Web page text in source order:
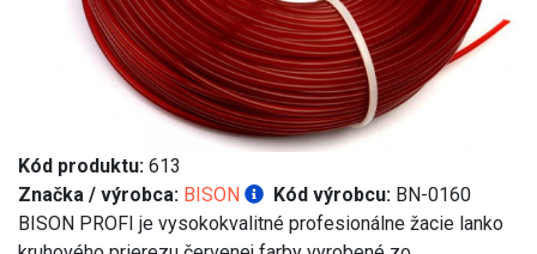
Kód produktu: 613
Značka / výrobca: BISON Kód výrobcu: BN-0160
BISON PROFI je vysokokvalitné profesionálne žacie lanko